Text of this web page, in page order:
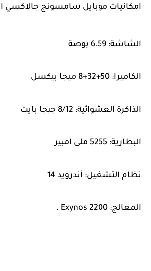
امكانيات موبايل سامسونج جالاكسي اي
الشاشة: 6.59 بوصة
الكاميرا: 50+32+8 ميجا بيكسل
الذاكرة العشوائية: 8/12 جيجا بايت
البطارية: 5255 ملى امبير
نظام التشغيل: أندرويد 14
المعالج: Exynos 2200 .